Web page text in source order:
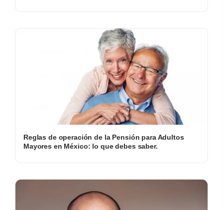
Reglas de operación de la Pensión para Adultos
Mayores en México: lo que debes saber.